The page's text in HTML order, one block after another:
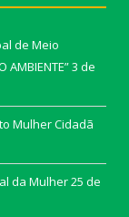
de Meio
AMBIENTE”3 de
Mulher Cidadã
da Mulher25 de